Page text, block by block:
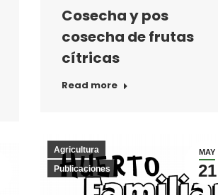
Cosecha y pos
cosecha de frutas
cítricas
Read more
MAY
21
Agricultura
Publicaciones